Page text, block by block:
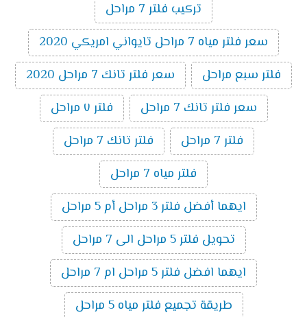
تركيب فلتر 7 مراحل
سعر فلتر مياه 7 مراحل تايواني امريكي 2020
فلتر سبع مراحل
سعر فلتر تانك 7 مراحل 2020
سعر فلتر تانك 7 مراحل
فلتر ٧ مراحل
فلتر 7 مراحل
فلتر تانك 7 مراحل
فلتر مياه 7 مراحل
ايهما أفضل فلتر 3 مراحل أم 5 مراحل
تحويل فلتر 5 مراحل الى 7 مراحل
ايهما افضل فلتر 5 مراحل ام 7 مراحل
طريقة تجميع فلتر مياه 5 مراحل